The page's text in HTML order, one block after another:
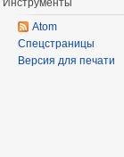
Atom
Спецстраницы
Версия для печати